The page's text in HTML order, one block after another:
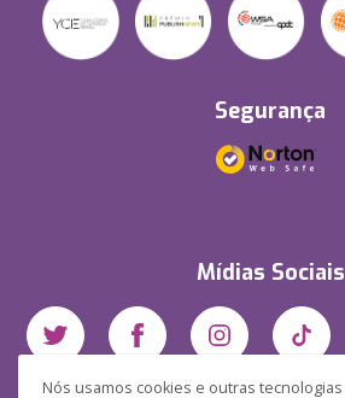
Nós usamos cookies e outras tecnologias
Segurança
Mídias Sociais